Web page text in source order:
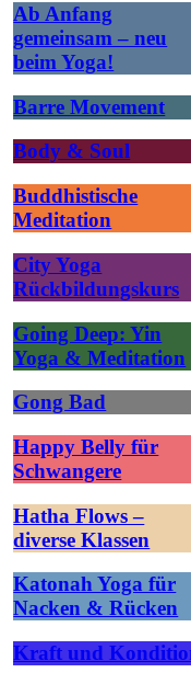
Ab Anfang
gemeinsam – neu
beim Yoga!
Barre Movement
Body & Soul
Buddhistische
Meditation
City Yoga
Rückbildungskurs
Going Deep: Yin
Yoga & Meditation
Gong Bad
Happy Belly für
Schwangere
Hatha Flows –
diverse Klassen
Katonah Yoga für
Nacken & Rücken
Kraft und